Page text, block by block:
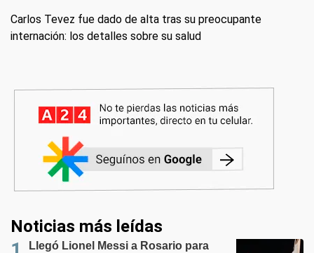
Carlos Tevez fue dado de alta tras su preocupante
internación: los detalles sobre su salud
Noticias más leídas
Llegó Lionel Messi a Rosario para